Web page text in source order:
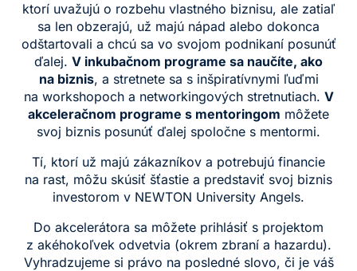
ktorí uvažujú o rozbehu vlastného biznisu, ale zatiaľ
sa len obzerajú, už majú nápad alebo dokonca
odštartovali a chcú sa vo svojom podnikaní posunúť
ďalej. V inkubačnom programe sa naučíte, ako
na biznis, a stretnete sa s inšpiratívnymi ľuďmi
na workshopoch a networkingových stretnutiach. V
akceleračnom programe s mentoringom môžete
svoj biznis posunúť ďalej spoločne s mentormi.
Tí, ktorí už majú zákazníkov a potrebujú financie
na rast, môžu skúsiť šťastie a predstaviť svoj biznis
investorom v NEWTON University Angels.
Do akcelerátora sa môžete prihlásiť s projektom
z akéhokoľvek odvetvia (okrem zbraní a hazardu).
Vyhradzujeme si právo na posledné slovo, či je váš